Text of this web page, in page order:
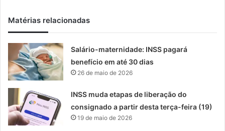
Matérias relacionadas
Salário-maternidade: INSS pagará
benefício em até 30 dias
26 de maio de 2026
INSS muda etapas de liberação do
consignado a partir desta terça-feira (19)
19 de maio de 2026